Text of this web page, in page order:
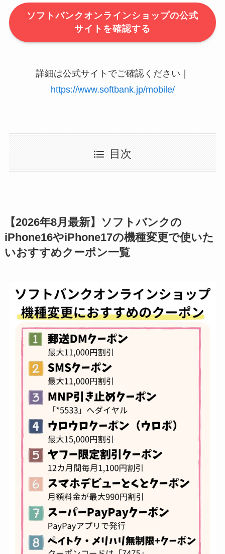
ソフトバンクオンラインショップの公式
サイトを確認する
詳細は公式サイトでご確認ください｜
https://www.softbank.jp/mobile/
目次
【2026年8月最新】ソフトバンクの
iPhone16やiPhone17の機種変更で使いた
いおすすめクーポン一覧